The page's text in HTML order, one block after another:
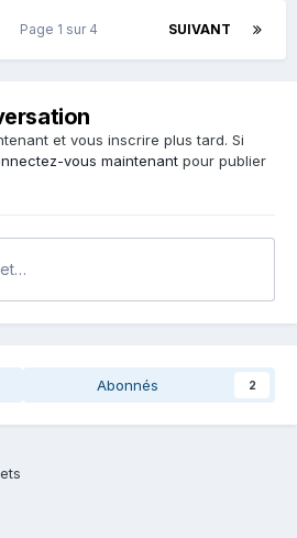
SUIVANT
Page 1 sur 4
et vous inscrire plus tard. Si
vous maintenant pour publier
Abonnés 2